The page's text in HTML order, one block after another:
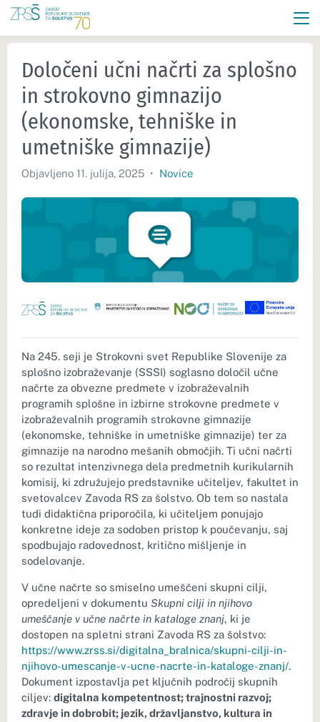
Določeni učni načrti za splošno
in strokovno gimnazijo
(ekonomske, tehniške in
umetniške gimnazije)
Objavljeno 11. julija, 2025 • Novice
Na 245. seji je Strokovni svet Republike Slovenije za
splošno izobraževanje (SSSI) soglasno določil učne
načrte za obvezne predmete v izobraževalnih
programih splošne in izbirne strokovne predmete v
izobraževalnih programih strokovne gimnazije
(ekonomske, tehniške in umetniške gimnazije) ter za
gimnazije na narodno mešanih območjih. Ti učni načrti
so rezultat intenzivnega dela predmetnih kurikularnih
komisij, ki združujejo predstavnike učiteljev, fakultet in
svetovalcev Zavoda RS za šolstvo. Ob tem so nastala
tudi didaktična priporočila, ki učiteljem ponujajo
konkretne ideje za sodoben pristop k poučevanju, saj
spodbujajo radovednost, kritično mišljenje in
sodelovanje.
V učne načrte so smiselno umeščeni skupni cilji,
opredeljeni v dokumentu Skupni cilji in njihovo
umeščanje v učne načrte in kataloge znanj, ki je
dostopen na spletni strani Zavoda RS za šolstvo:
https://www.zrss.si/digitalna_bralnica/skupni-cilji-in-
njihovo-umescanje-v-ucne-nacrte-in-kataloge-znanj/.
Dokument izpostavlja pet ključnih področij skupnih
ciljev: digitalna kompetentnost; trajnostni razvoj;
zdravje in dobrobit; jezik, državljanstvo, kultura in